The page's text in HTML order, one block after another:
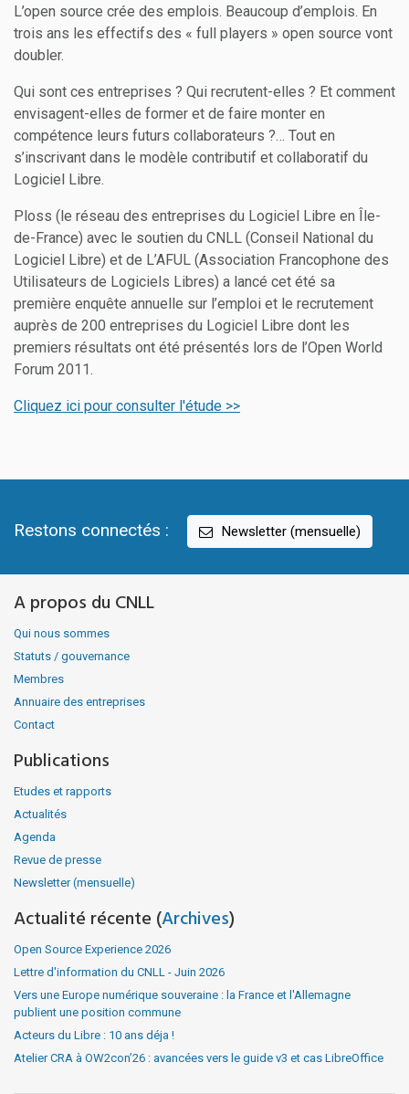
L’open source crée des emplois. Beaucoup d’emplois. En
trois ans les effectifs des « full players » open source vont
doubler.
Qui sont ces entreprises ? Qui recrutent-elles ? Et comment
envisagent-elles de former et de faire monter en
compétence leurs futurs collaborateurs ?… Tout en
s’inscrivant dans le modèle contributif et collaboratif du
Logiciel Libre.
Ploss (le réseau des entreprises du Logiciel Libre en Île-
de-France) avec le soutien du CNLL (Conseil National du
Logiciel Libre) et de L’AFUL (Association Francophone des
Utilisateurs de Logiciels Libres) a lancé cet été sa
première enquête annuelle sur l’emploi et le recrutement
auprès de 200 entreprises du Logiciel Libre dont les
premiers résultats ont été présentés lors de l’Open World
Forum 2011.
Cliquez ici pour consulter l'étude >>
Restons connectés : Newsletter (mensuelle)
A propos du CNLL
Qui nous sommes
Statuts / gouvernance
Membres
Annuaire des entreprises
Contact
Publications
Etudes et rapports
Actualités
Agenda
Revue de presse
Newsletter (mensuelle)
Actualité récente (Archives)
Open Source Experience 2026
Lettre d'information du CNLL - Juin 2026
Vers une Europe numérique souveraine : la France et l'Allemagne
publient une position commune
Acteurs du Libre : 10 ans déja !
Atelier CRA à OW2con’26 : avancées vers le guide v3 et cas LibreOffice